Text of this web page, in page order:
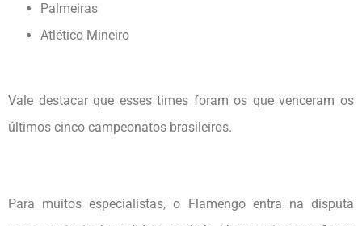
Palmeiras
Atlético Mineiro
Vale destacar que esses times foram os que venceram os
últimos cinco campeonatos brasileiros.
Para muitos especialistas, o Flamengo entra na disputa